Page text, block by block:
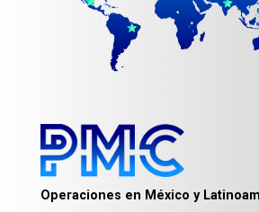
Operaciones en México y